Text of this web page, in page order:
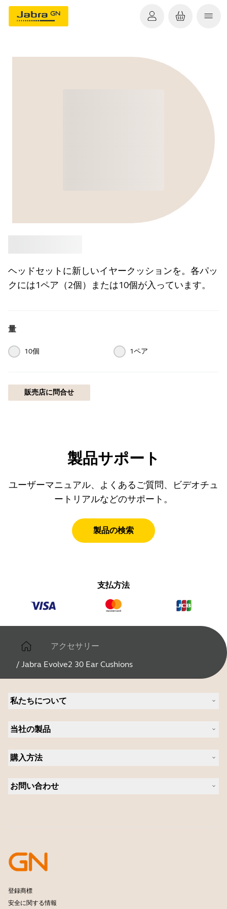
ヘッドセットに新しいイヤークッションを。各パッ
クには1ペア（2個）または10個が入っています。
量
10個 1ペア
販売店に問合せ
製品サポート
ユーザーマニュアル、よくあるご質問、ビデオチュ
ートリアルなどのサポート。
製品の検索
支払方法
アクセサリー
/ Jabra Evolve2 30 Ear Cushions
私たちについて
キャリア
ニュースとプレスリリース
ブログを読む
ケーススタディ
当社の製品
スピーカーフォン
パーソナルカメラ
ソフトウェア
購入方法
認定代理店
お問い合わせ
開発者プログラム
パートナープログラム
企業用サポート終了方針
登録商標
安全に関する情報